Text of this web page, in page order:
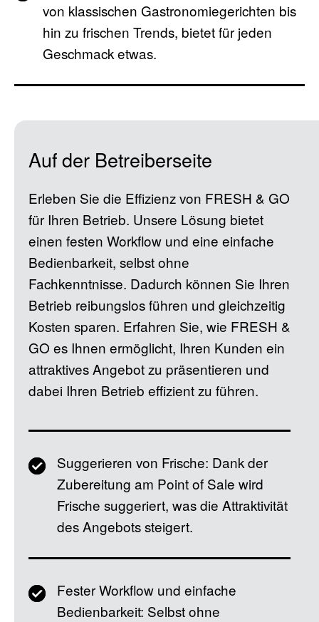
von klassischen Gastronomiegerichten bis
hin zu frischen Trends, bietet für jeden
Geschmack etwas.
Auf der Betreiberseite
Erleben Sie die Effizienz von FRESH & GO
für Ihren Betrieb. Unsere Lösung bietet
einen festen Workflow und eine einfache
Bedienbarkeit, selbst ohne
Fachkenntnisse. Dadurch können Sie Ihren
Betrieb reibungslos führen und gleichzeitig
Kosten sparen. Erfahren Sie, wie FRESH &
GO es Ihnen ermöglicht, Ihren Kunden ein
attraktives Angebot zu präsentieren und
dabei Ihren Betrieb effizient zu führen.
Suggerieren von Frische: Dank der
Zubereitung am Point of Sale wird
Frische suggeriert, was die Attraktivität
des Angebots steigert.
Fester Workflow und einfache
Bedienbarkeit: Selbst ohne